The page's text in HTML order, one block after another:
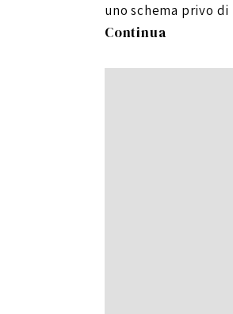
uno schema privo
Continua